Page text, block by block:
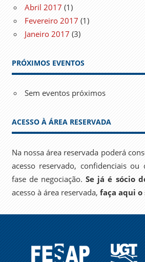
Abril 2017 (1)
Fevereiro 2017 (1)
Janeiro 2017 (3)
PRÓXIMOS EVENTOS
Sem eventos próximos
ACESSO À ÁREA RESERVADA
Na nossa área reservada poderá
acesso reservado, confidenciais
fase de negociação.Se já é sócio
acesso à área reservada, faça aqui o
FESAP